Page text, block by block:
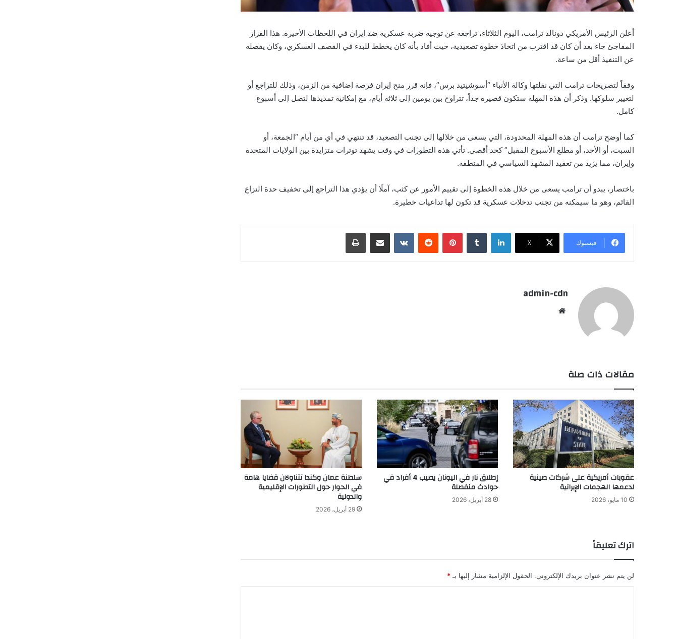
أعلن الرئيس الأمريكي دونالد ترامب، اليوم الثلاثاء، تراجعه عن توجيه ضربة عسكرية ضد إيران في اللحظات الأخيرة. هذا القرار
المفاجئ جاء بعد أن كان قد اقترب من اتخاذ خطوة تصعيدية، حيث أفاد بأنه كان يخطط للبدء في القصف العسكري، وكان يفصله
عن التنفيذ أقل من ساعة.
وفقاً لتصريحات ترامب التي نقلتها وكالة الأنباء “أسوشيتيد برس”، فإنه قرر منح إيران فرصة إضافية من الزمن، وذلك للتراجع أو
لتغيير سلوكها. وذكر أن هذه المهلة ستكون قصيرة جداً، تتراوح بين يومين إلى ثلاثة أيام، مع إمكانية تمديدها لتصل إلى أسبوع
كامل.
كما أوضح ترامب أن هذه المهلة المحدودة، التي يسعى من خلالها إلى تجنب التصعيد، قد تنتهي في أي من أيام “الجمعة، أو
السبت، أو الأحد، أو مطلع الأسبوع المقبل” كحد أقصى. تأتي هذه التطورات في وقت يشهد توترات متزايدة بين الولايات المتحدة
وإيران، مما يزيد من تعقيد المشهد السياسي في المنطقة.
باختصار، يبدو أن ترامب يسعى من خلال هذه الخطوة إلى تقييم الأمور عن كثب، آملًا أن يؤدي هذا التراجع إلى تخفيف حدة النزاع
القائم، وهو ما سيمكنه من تجنب تدخلات عسكرية قد تكون لها تداعيات خطيرة.
فيسبوك X
لينكدإن بينتيريست مشاركة عبر البريد طباعة
admin-cdn
مقالات ذات صلة
عقوبات أمريكية على شركات صينية
لدعمها الهجمات الإيرانية
10 مايو، 2026
إطلاق نار في اليونان يصيب 4 أفراد في
حوادث منفصلة
28 أبريل، 2026
سلطنة عمان وكندا تتناولان قضايا هامة
في الحوار حول التطورات الإقليمية
والدولية
29 أبريل، 2026
اترك تعليقاً
لن يتم نشر عنوان بريدك الإلكتروني. الحقول الإلزامية مشار إليها بـ *